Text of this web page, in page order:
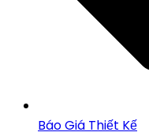
Báo Giá Thiết Kế